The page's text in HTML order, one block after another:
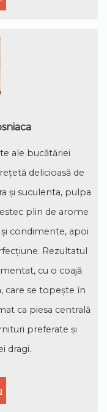
ale bucătăriei
delicioasă de
și suculenta, pulpa
plin de arome
condimente, apoi
Rezultatul
cu o coajă
care se topește în
ca piesa centrală
preferate și
dragi.